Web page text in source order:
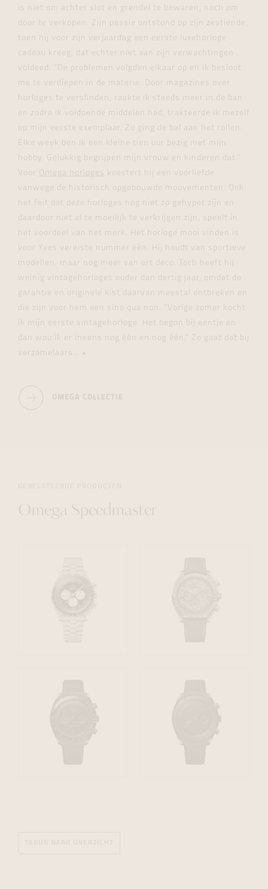
is niet om achter slot en grendel te bewaren, noch om
door te verkopen. Zijn passie ontstond op zijn zestiende,
toen hij voor zijn verjaardag een eerste luxehorloge
cadeau kreeg, dat echter niet aan zijn verwachtingen
voldeed. “De problemen volgden elkaar op en ik besloot
me te verdiepen in de materie. Door magazines over
horloges te verslinden, raakte ik steeds meer in de ban
en zodra ik voldoende middelen had, trakteerde ik mezelf
op mijn eerste exemplaar. Zo ging de bal aan het rollen.
Elke week ben ik een kleine tien uur bezig met mijn
hobby. Gelukkig begrijpen mijn vrouw en kinderen dat.”
Voor Omega horloges
koestert hij een voorliefde
vanwege de historisch opgebouwde mouvementen. Ook
het feit dat deze horloges nog niet zo gehypet zijn en
daardoor niet al te moeilijk te verkrijgen zijn, speelt in
het voordeel van het merk. Het horloge mooi vinden is
voor Yves vereiste nummer één. Hij houdt van sportieve
modellen, maar nog meer van art deco. Toch heeft hij
weinig vintagehorloges ouder dan dertig jaar, omdat de
garantie en originele kist daarvan meestal ontbreken en
die zijn voor hem een sine qua non. “Vorige zomer kocht
ik mijn eerste vintagehorloge. Het begon bij eentje en
dan wou ik er ineens nog één en nog één.” Zo gaat dat bij
verzamelaars… •
OMEGA COLLECTIE
Omega Speedmaster